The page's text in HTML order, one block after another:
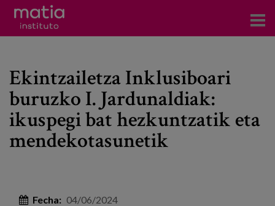
Investigación
Publicaciones
Participación en foros
Ekintzailetza Inklusiboari
buruzko I. Jardunaldiak:
ikuspegi bat hezkuntzatik eta
mendekotasunetik
Fecha: 04/06/2024